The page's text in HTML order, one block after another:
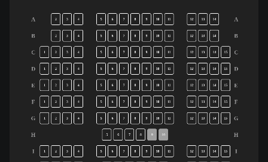
A
B
C
D
E
F
G
H
I
A
B
C
D
E
F
G
H
I
2 3 4 5 6 7 8 9 10 11 12 13 14
2 3 4 5 6 7 8 9 10 11 12 13 14
2 3 4 5 6 7 8 9 10 12 13 14 15
1 2 3 4 5 6 7 8 9 10 11 12 13 14 15
1 2 3 4 5 6 7 8 9 10 11 12 13 14 15
1 2 3 4 5 6 7 8 9 10 11 12 13 14 15
1 2 3 4 5 6 7 8 9 10 11 12 13 14 15
5 6 7 8 9 10
1 2 3 4 5 6 7 8 9 10 11 12 13 14 15